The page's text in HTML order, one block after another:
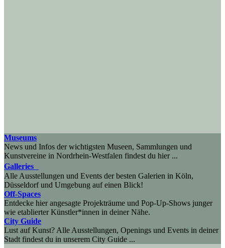
Museums
News und Infos der wichtigsten Museen, Sammlungen und
Kunstvereine in Nordrhein-Westfalen findest du hier ...
Galleries
Alle Ausstellungen und Events der besten Galerien in Köln,
Düsseldorf und Umgebung auf einen Blick!
Off-Spaces
Entdecke hier angesagte Projekträume und Pop-Up-Shows junger
wie etablierter Künstler*innen in deiner Nähe.
City Guide
Lust auf Kunst? Alle Ausstellungen, Openings und Events in deiner
Stadt findest du in unserem City Guide ...